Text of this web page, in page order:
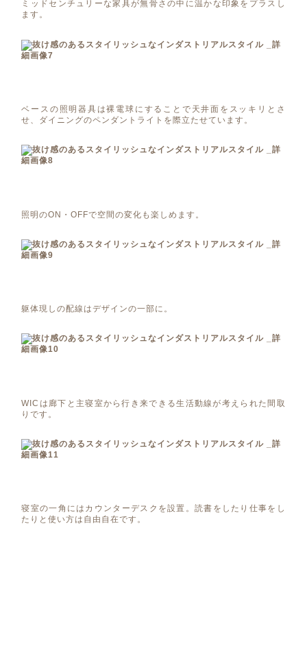
ミッドセンチュリーな家具が無骨さの中に温かな印象をプラスし
ます。
ベースの照明器具は裸電球にすることで天井面をスッキリとさ
せ、ダイニングのペンダントライトを際立たせています。
照明のON・OFFで空間の変化も楽しめます。
躯体現しの配線はデザインの一部に。
WICは廊下と主寝室から行き来できる生活動線が考えられた間取
りです。
寝室の一角にはカウンターデスクを設置。読書をしたり仕事をし
たりと使い方は自由自在です。